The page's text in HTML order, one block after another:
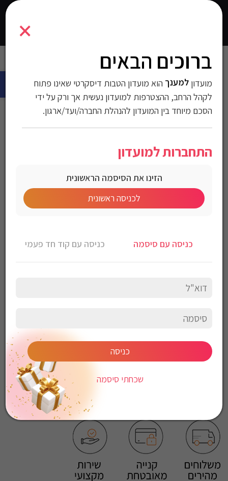
×
ברוכים הבאים
מועדוןלמענך הוא מועדון הטבות דיסקרטי שאינו פתוח
לקהל הרחב, ההצטרפות למועדון נעשית אך ורק על ידי
הסכם מיוחד בין המועדון להנהלת החברה/ועד/ארגון.
התחברות למועדון
הזינו את הסיסמה הראשונית
לכניסה ראשונית
כניסה עם סיסמה כניסה עם קוד חד פעמי
כניסה
שכחתי סיסמה
9400005
>סוודרים וסווטשירטים>חליפות ספורט
חליפת פוטר Diadora
לגברים
מק"ט:9400005
מחיר לחברי מועדון
חליפת פוטר Diadora לגברים
הרכב בד: 65% כותנה 35% כותנה
כביסה עדינה במכונה, 30 מעלות
ללא השריה
לייבש הפוך ובצל
אין לייבש במכונת יבוש